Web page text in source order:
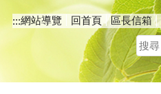
:::網站導覽 回首頁 區長信箱